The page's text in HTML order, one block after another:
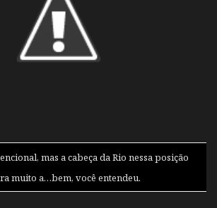
mas a cabeça da Rio nessa posição
muito a…bem, você entendeu.